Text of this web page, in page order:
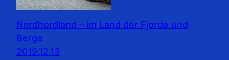
Nordhordland – im Land der Fjorde und
Berge
2019.12.13